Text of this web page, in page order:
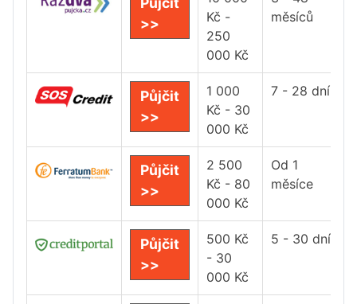
>>
Kč -
250
000 Kč
měsíců
Půjčit
>>
1 000
Kč - 30
000 Kč
7 - 28 dní
Půjčit
>>
2 500
Kč - 80
000 Kč
Od 1
měsíce
Půjčit
>>
500 Kč
- 30
000 Kč
5 - 30 dní